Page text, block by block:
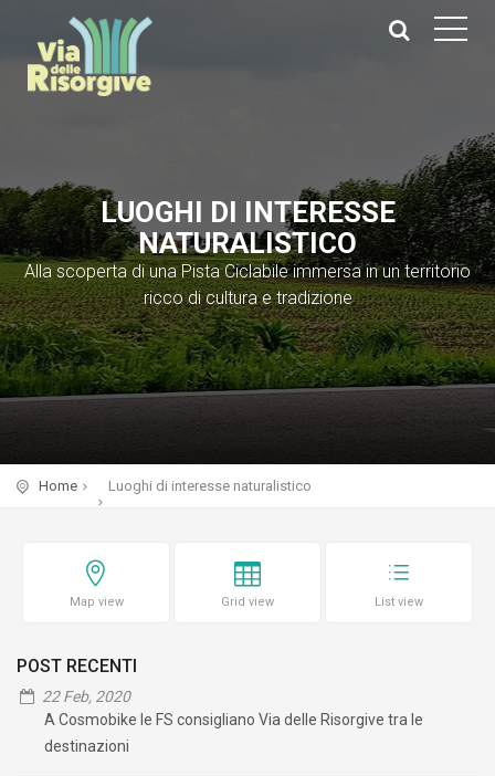
LUOGHI DI INTERESSE
NATURALISTICO
Alla scoperta di una Pista Ciclabile immersa in un territorio
ricco di cultura e tradizione
Home Luoghi di interesse naturalistico
Map view Grid view List view
POST RECENTI
22 Feb, 2020
A Cosmobike le FS consigliano Via delle Risorgive tra le
destinazioni